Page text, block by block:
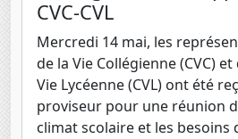
CVC-CVL
Mercredi 14 mai, les
de la Vie Collégienne (CVC)
Vie Lycéenne (CVL) ont été
proviseur pour une réunion
climat scolaire et les besoins